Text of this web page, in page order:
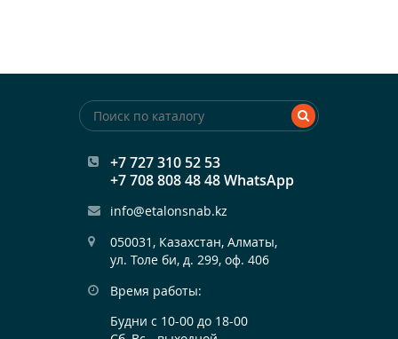
+7 727 310 52 53
+7 708 808 48 48 WhatsApp
info@etalonsnab.kz
050031, Казахстан, Алматы,
ул. Толе би, д. 299, оф. 406
Время работы:
Будни с 10-00 до 18-00